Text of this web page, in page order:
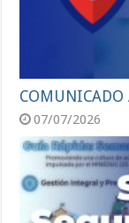
COMUNICADO
07/07/2026